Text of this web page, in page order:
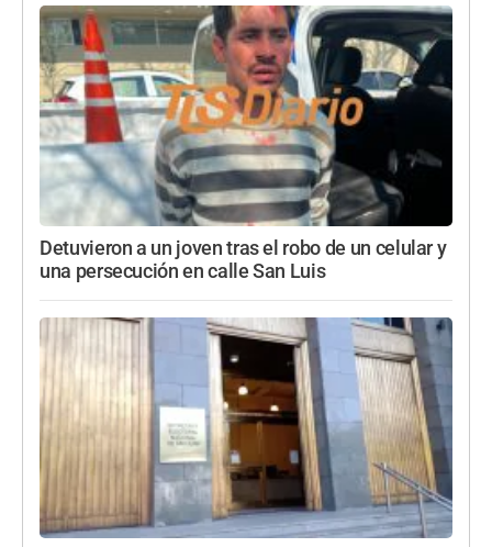
Detuvieron a un joven tras el robo de un celular y
una persecución en calle San Luis